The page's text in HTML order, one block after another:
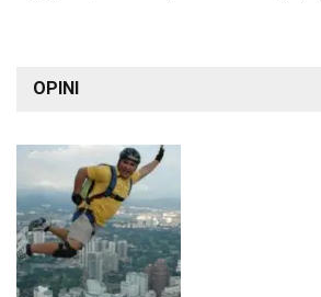
OPINI